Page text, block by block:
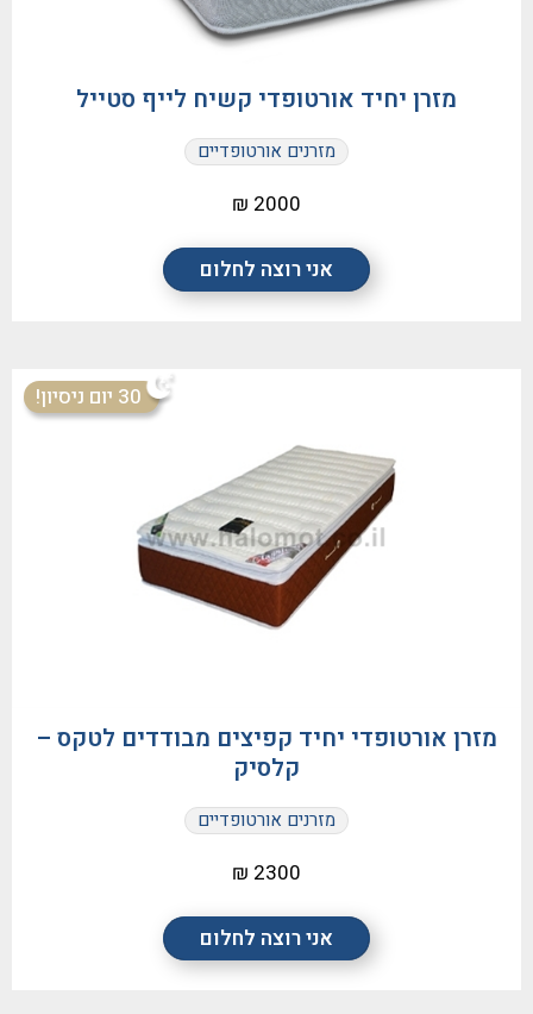
אני רוצה לחלום
מזרן יחיד אורטופדי קשיח לייף סטייל
מזרנים אורטופדיים
2000 ₪
30 יום ניסיון!
אני רוצה לחלום
מזרן אורטופדי יחיד קפיצים מבודדים לטקס –
קלסיק
מזרנים אורטופדיים
2300 ₪